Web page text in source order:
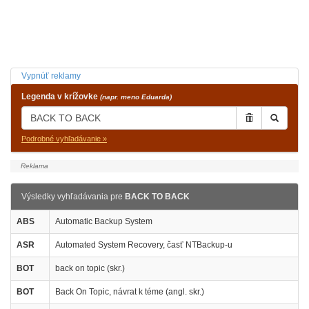
Vypnúť reklamy
Legenda v krížovke (napr. meno Eduarda)
Podrobné vyhľadávanie »
Výsledky vyhľadávania pre BACK TO BACK
ABS Automatic Backup System
ASR Automated System Recovery, časť NTBackup-u
BOT back on topic (skr.)
BOT Back On Topic, návrat k téme (angl. skr.)